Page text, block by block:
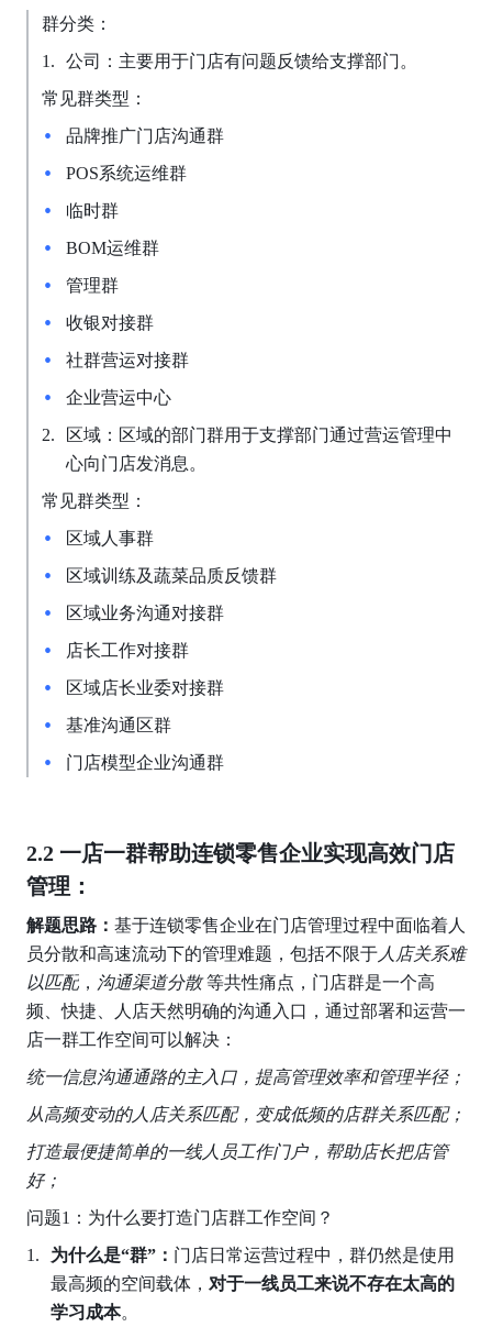
群分类：
公司：主要用于门店有问题反馈给支撑部门。
常见群类型：
品牌推广门店沟通群
POS系统运维群
临时群
BOM运维群
管理群
收银对接群
社群营运对接群
企业营运中心
区域：区域的部门群用于支撑部门通过营运管理中
心向门店发消息。
常见群类型：
区域人事群
区域训练及蔬菜品质反馈群
区域业务沟通对接群
店长工作对接群
区域店长业委对接群
基准沟通区群
门店模型企业沟通群
2.2 一店一群帮助连锁零售企业实现高效门店
管理：
解题思路： 基于连锁零售企业在门店管理过程中面临着人
员分散和高速流动下的管理难题，包括不限于人店关系难
以匹配， 沟通渠道分散 等共性痛点，门店群是一个高
频、快捷、人店天然明确的沟通入口，通过部署和运营一
店一群工作空间可以解决：
统一信息沟通通路的主入口，提高管理效率和管理半径；
从高频变动的人店关系匹配，变成低频的店群关系匹配；
打造最便捷简单的一线人员工作门户，帮助店长把店管
好；
问题1：为什么要打造门店群工作空间？
为什么是“群”： 门店日常运营过程中，群仍然是使用
最高频的空间载体， 对于一线员工来说不存在太高的
学习成本。